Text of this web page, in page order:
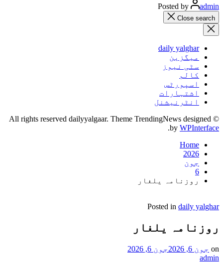
Posted by
admin
Close search
daily yalghar
میگزین
سٹی نیوز
کالم
اسپورٹس
اشتہارات
انٹرنیشنل
© All rights reserved dailyyalgaar. Theme TrendingNews designed
by WPInterface
.
Home
2026
جون
6
روزنامہ یلغار
Posted in daily yalghar
روزنامہ یلغار
on جون 6, 2026
جون 6, 2026
admin